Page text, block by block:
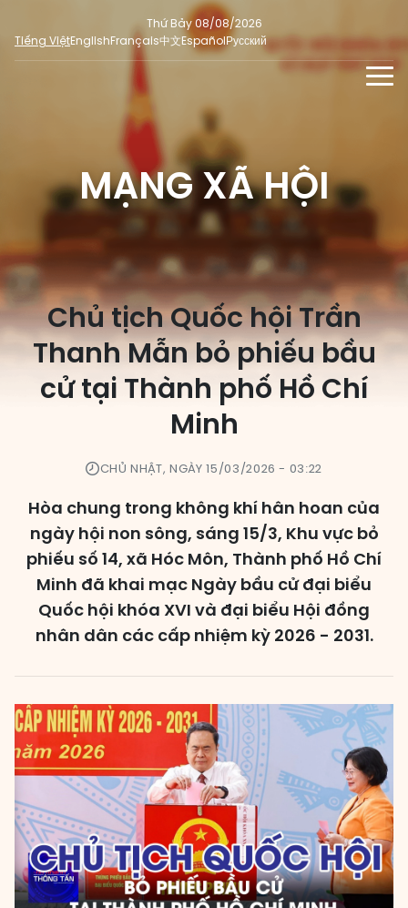
Thứ Bảy 08/08/2026
Tiếng ViệtEnglishFrançais中文EspañolРусский
TIN TỨC - SỰ KIỆN
Phỏng vấn - Nhận định
Ý kiến cử tri
Người đại biểu nhân dân
Tin nổi bật
Dư luận quốc tế
Hỏi đáp bầu cử
Bầu cử địa phương
ĐA PHƯƠNG TIỆN
Ảnh
Video
E-magazine
Infographic
DÀNH CHO BÁO CHÍ
MẠNG XÃ HỘI
SỐ LIỆU BẦU CỬ
Cử tri tham gia bầu cử
Nữ đại biểu Quốc hội
HĐND cấp xã
HĐND cấp tỉnh, thành phố
MẠNG XÃ HỘI
Chủ tịch Quốc hội Trần
Thanh Mẫn bỏ phiếu bầu
cử tại Thành phố Hồ Chí
Minh
CHỦ NHẬT, NGÀY 15/03/2026 - 03:22
Hòa chung trong không khí hân hoan của
ngày hội non sông, sáng 15/3, Khu vực bỏ
phiếu số 14, xã Hóc Môn, Thành phố Hồ Chí
Minh đã khai mạc Ngày bầu cử đại biểu
Quốc hội khóa XVI và đại biểu Hội đồng
nhân dân các cấp nhiệm kỳ 2026 - 2031.